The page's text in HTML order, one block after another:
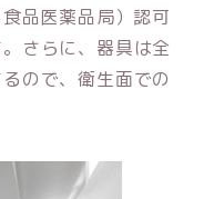
品医薬品局）認可
さらに、器具は全
ので、衛生面での